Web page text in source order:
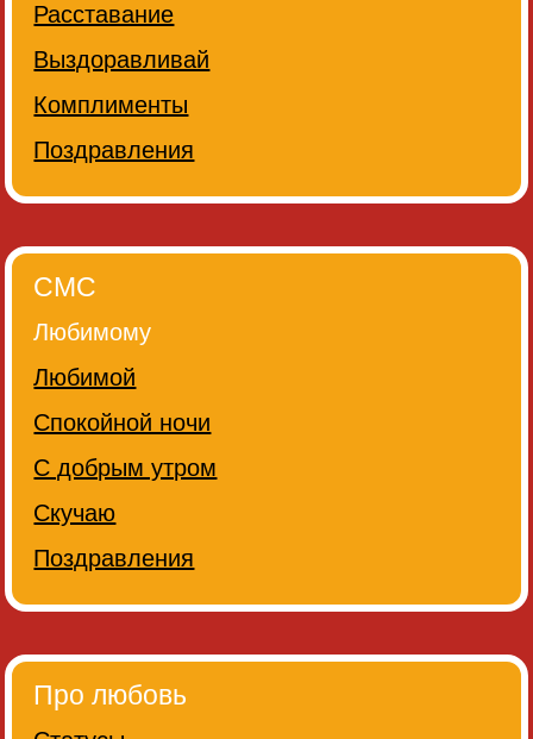
Расставание
Выздоравливай
Комплименты
Поздравления
СМС
Любимому
Любимой
Спокойной ночи
С добрым утром
Скучаю
Поздравления
Про любовь